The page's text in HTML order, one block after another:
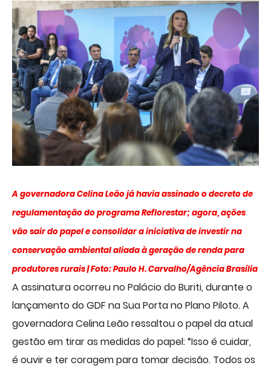
A governadora Celina Leão já havia assinado o decreto de
regulamentação do programa Reflorestar; agora, ações
vão sair do papel e consolidar a iniciativa de investir na
conservação ambiental aliada à geração de renda para
produtores rurais | Foto: Paulo H. Carvalho/Agência Brasília
A assinatura ocorreu no Palácio do Buriti, durante o
lançamento do GDF na Sua Porta no Plano Piloto. A
governadora Celina Leão ressaltou o papel da atual
gestão em tirar as medidas do papel: “Isso é cuidar,
é ouvir e ter coragem para tomar decisão. Todos os